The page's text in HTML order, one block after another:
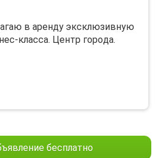
в аренду эксклюзивную
клаcса. Центp гopoдa.
бесплатно